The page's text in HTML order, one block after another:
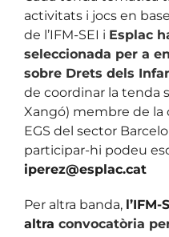
activitats i jocs en
de l’IFM-SEI i Esplac
seleccionada per a
sobre Drets dels
de coordinar la tenda
Xangó) membre de la
EGS del sector
participar-hi podeu
iperez@esplac.cat
Per altra banda,
altra convocatòria